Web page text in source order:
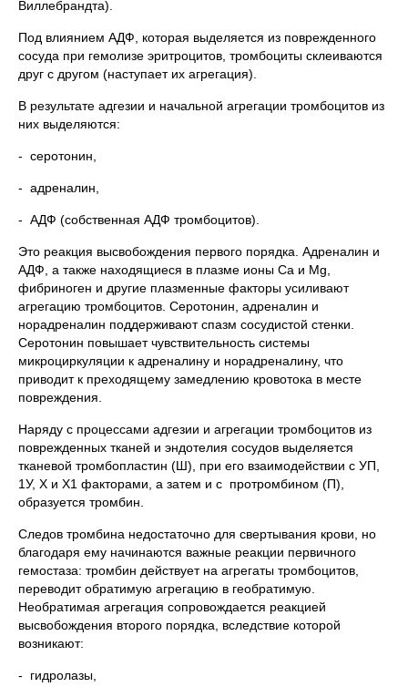
Виллебрандта).
Под влиянием АДФ, которая выделяется из поврежденного
сосуда при гемолизе эритроцитов, тромбоциты склеиваются
друг с другом (наступает их агрегация).
В результате адгезии и начальной агрегации тромбоцитов из
них выделяются:
- серотонин,
- адреналин,
- АДФ (собственная АДФ тромбоцитов).
Это реакция высвобождения первого порядка. Адреналин и
АДФ, а также находящиеся в плазме ионы Са и Мg,
фибриноген и другие плазменные факторы усиливают
агрегацию тромбоцитов. Серотонин, адреналин и
норадреналин поддерживают спазм сосудистой стенки.
Серотонин повышает чувствительность системы
микроциркуляции к адреналину и норадреналину, что
приводит к преходящему замедлению кровотока в месте
повреждения.
Наряду с процессами адгезии и агрегации тромбоцитов из
поврежденных тканей и эндотелия сосудов выделяется
тканевой тромбопластин (Ш), при его взаимодействии с УП,
1У, Х и Х1 факторами, а затем и с протромбином (П),
образуется тромбин.
Следов тромбина недостаточно для свертывания крови, но
благодаря ему начинаются важные реакции первичного
гемостаза: тромбин действует на агрегаты тромбоцитов,
переводит обратимую агрегацию в геобратимую.
Необратимая агрегация сопровождается реакцией
высвобождения второго порядка, вследствие которой
возникают:
- гидролазы,